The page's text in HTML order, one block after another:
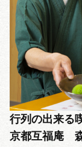
行列の出来る
京都互福庵